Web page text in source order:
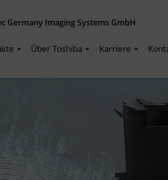
Germany Imaging Systems GmbH
Über Toshiba Karriere